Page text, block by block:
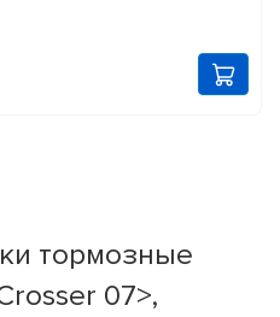
тормозные
07>,